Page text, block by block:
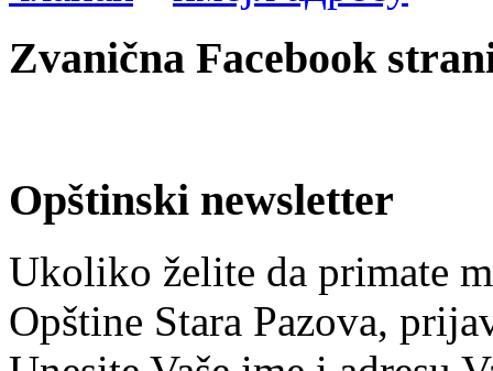
Zvanična Facebook
Opštinski newsletter
Ukoliko želite da primate
Opštine Stara Pazova,